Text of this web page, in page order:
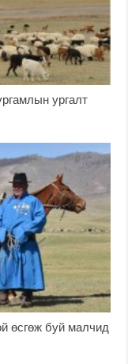
ургалт
өсгөж буй малчид